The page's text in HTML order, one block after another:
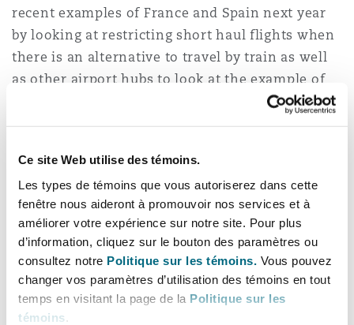
Ce site Web utilise des témoins.
Les types de témoins que vous autoriserez dans cette
fenêtre nous aideront à promouvoir nos services et à
améliorer votre expérience sur notre site. Pour plus
d’information, cliquez sur le bouton des paramètres ou
consultez notre Politique sur les témoins. Vous pouvez
changer vos paramètres d’utilisation des témoins en tout
temps en visitant la page de la Politique sur les
témoins
Satellites et espace
Risques politiques et crédit
Responsabilité du fabricant
Assurance biens
Réassurance
Assurance spécialisée
Bator
York
County
Francisco
2 New Bailey
recent examples of France and Spain next year
by looking at restricting short haul flights when
there is an alternative to travel by train as well
as other airport hubs to look at the example of
Schiphol where the Dutch government is trying
to reduce the airport’s capacity. Both
the industry.
Again, the airline industry will be very visible
when it comes to anticipated climate change
litigation in 2024. NGOs are paying particular
attention to any suggestion of greenwashing
when it comes to public declarations from the
major airlines along the lines of the KLM action